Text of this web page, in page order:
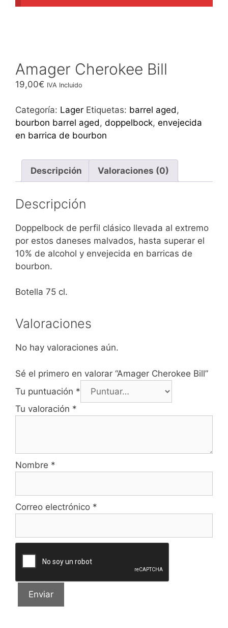
Amager Cherokee Bill
19,00€ IVA Incluido
Categoría: Lager Etiquetas: barrel aged,
bourbon barrel aged, doppelbock, envejecida
en barrica de bourbon
Descripción Valoraciones (0)
Descripción
Doppelbock de perfil clásico llevada al extremo
por estos daneses malvados, hasta superar el
10% de alcohol y envejecida en barricas de
bourbon.
Botella 75 cl.
Valoraciones
No hay valoraciones aún.
Sé el primero en valorar “Amager Cherokee Bill”
Tu puntuación *
Tu valoración *
Nombre *
Correo electrónico *